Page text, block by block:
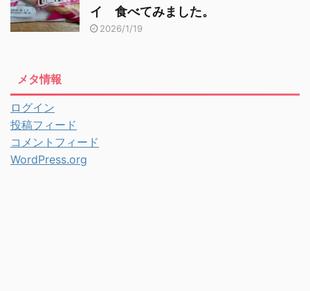
イ 食べてみました。
2026/1/19
メタ情報
ログイン
投稿フィード
コメントフィード
WordPress.org